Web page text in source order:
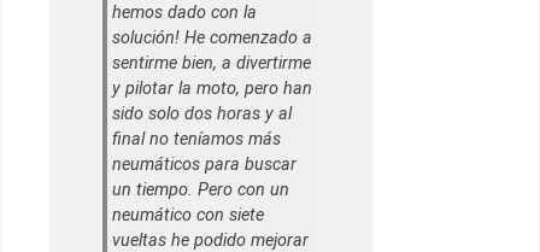
hemos dado con la
solución! He comenzado a
sentirme bien, a divertirme
y pilotar la moto, pero han
sido solo dos horas y al
final no teníamos más
neumáticos para buscar
un tiempo. Pero con un
neumático con siete
vueltas he podido mejorar